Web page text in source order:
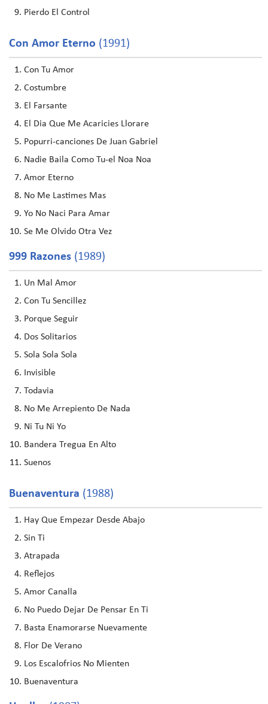
Pierdo El Control
Con Amor Eterno (1991)
Con Tu Amor
Costumbre
El Farsante
El Dia Que Me Acaricies Llorare
Popurri-canciones De Juan Gabriel
Nadie Baila Como Tu-el Noa Noa
Amor Eterno
No Me Lastimes Mas
Yo No Naci Para Amar
Se Me Olvido Otra Vez
999 Razones (1989)
Un Mal Amor
Con Tu Sencillez
Porque Seguir
Dos Solitarios
Sola Sola Sola
Invisible
Todavia
No Me Arrepiento De Nada
Ni Tu Ni Yo
Bandera Tregua En Alto
Suenos
Buenaventura (1988)
Hay Que Empezar Desde Abajo
Sin Ti
Atrapada
Reflejos
Amor Canalla
No Puedo Dejar De Pensar En Ti
Basta Enamorarse Nuevamente
Flor De Verano
Los Escalofrios No Mienten
Buenaventura